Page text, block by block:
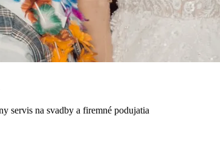
servis na svadby a firemné podujatia